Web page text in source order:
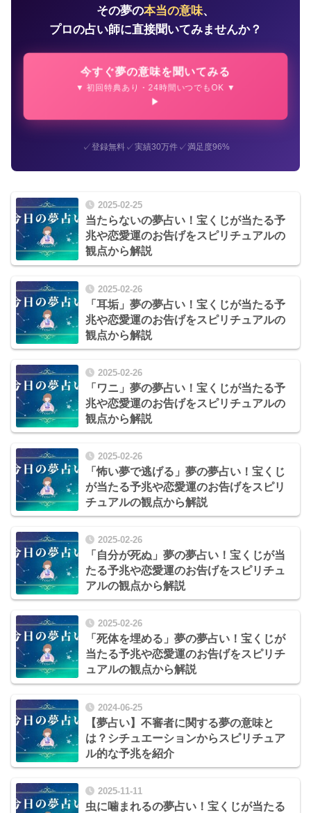
その夢の本当の意味、
プロの占い師に直接聞いてみませんか？
今すぐ夢の意味を聞いてみる
▼ 初回特典あり・24時間いつでもOK ▼
✓登録無料✓実績30万件✓満足度96%
2025-02-25
当たらないの夢占い！宝くじが当たる予
兆や恋愛運のお告げをスピリチュアルの
観点から解説
2025-02-26
「耳垢」夢の夢占い！宝くじが当たる予
兆や恋愛運のお告げをスピリチュアルの
観点から解説
2025-02-26
「ワニ」夢の夢占い！宝くじが当たる予
兆や恋愛運のお告げをスピリチュアルの
観点から解説
2025-02-26
「怖い夢で逃げる」夢の夢占い！宝くじ
が当たる予兆や恋愛運のお告げをスピリ
チュアルの観点から解説
2025-02-26
「自分が死ぬ」夢の夢占い！宝くじが当
たる予兆や恋愛運のお告げをスピリチュ
アルの観点から解説
2025-02-26
「死体を埋める」夢の夢占い！宝くじが
当たる予兆や恋愛運のお告げをスピリチ
ュアルの観点から解説
2024-06-25
【夢占い】不審者に関する夢の意味と
は？シチュエーションからスピリチュア
ル的な予兆を紹介
2025-11-11
虫に噛まれるの夢占い！宝くじが当たる